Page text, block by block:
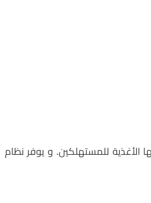
الأغذية للمستهلكين. و يوفر نظام